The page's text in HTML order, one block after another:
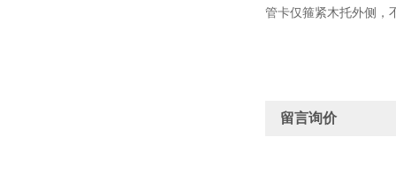
管卡仅箍紧木托外侧，
留言询价